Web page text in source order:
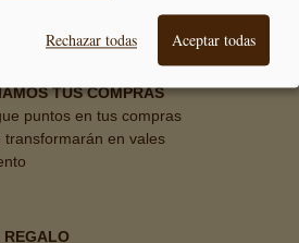
TUS COMPRAS
puntos en tus compras
transformarán en vales
REGALO
Rechazar todas Aceptar todas